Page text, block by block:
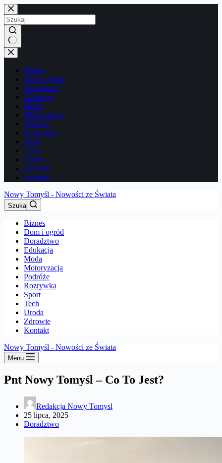
Przejdź
do
treści
Brak
wyników
Biznes
Dom i ogród
Doradztwo
Edukacja
Moda
Motoryzacja
Podróże
Rozrywka
Sport
Tech
Uroda
Zdrowie
Kontakt
Nowy Tomyśl - Nowości ze Świata
Szukaj
Biznes
Dom i ogród
Doradztwo
Edukacja
Moda
Motoryzacja
Podróże
Rozrywka
Sport
Tech
Uroda
Zdrowie
Kontakt
Nowy Tomyśl - Nowości ze Świata
Menu
Pnt Nowy Tomyśl – Co To Jest?
Redakcja Nowy Tomysl
25 lipca, 2025
Doradztwo